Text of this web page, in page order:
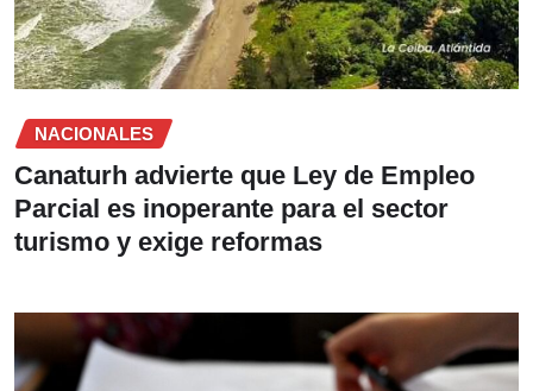
NACIONALES
Canaturh advierte que Ley de Empleo
Parcial es inoperante para el sector
turismo y exige reformas